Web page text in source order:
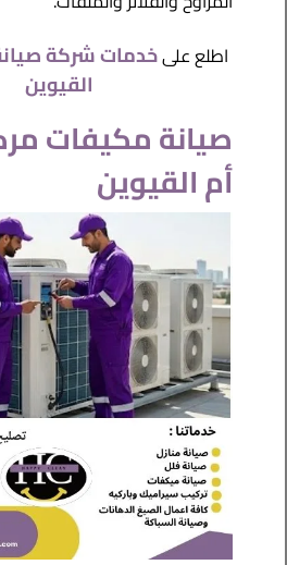
اطلع علىخدمات شركة
القيوين
صيانة مكيفات
أم القيوين